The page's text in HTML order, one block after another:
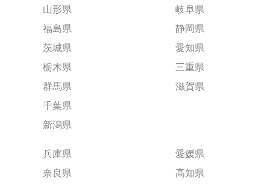
山形県
福島県
茨城県
栃木県
群馬県
千葉県
新潟県
岐阜県
静岡県
愛知県
三重県
滋賀県
兵庫県
奈良県
愛媛県
高知県